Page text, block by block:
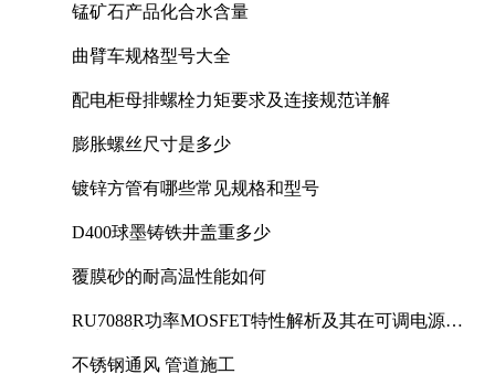
锰矿石产品化合水含量
曲臂车规格型号大全
配电柜母排螺栓力矩要求及连接规范详解
膨胀螺丝尺寸是多少
镀锌方管有哪些常见规格和型号
D400球墨铸铁井盖重多少
覆膜砂的耐高温性能如何
RU7088R功率MOSFET特性解析及其在可调电源设
不锈钢通风 管道施工